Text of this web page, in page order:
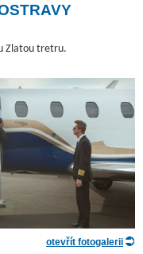
Zlatou tretru.
otevřít fotogalerii